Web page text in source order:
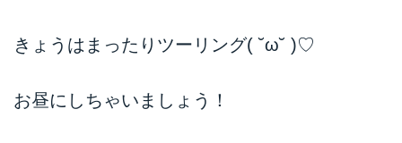
きょうはまったりツーリング( ˘ω˘ )♡
お昼にしちゃいましょう！